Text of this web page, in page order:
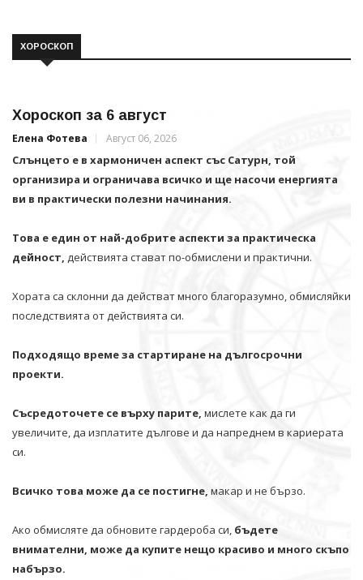
ХОРОСКОП
Хороскоп за 6 август
Елена Фотева Август 06, 2026
Слънцето е в хармоничен аспект със Сатурн, той
организира и ограничава всичко и щe насочи енергията
ви в практически полезни начинания.
Това е един от най-добрите аспекти за практическа
дейност, действията стават по-обмислени и практични.
Хората са склонни да действат много благоразумно, обмисляйки
последствията от действията си.
Подходящо време за стартиране на дългосрочни
проекти.
Съсредоточете се върху парите, мислете как да ги
увеличите, да изплатите дългове и да напреднем в кариерата
си.
Всичко това може да се постигне, макар и не бързо.
Ако обмисляте да обновите гардероба си, бъдете
внимателни, може да купите нещо красиво и много скъпо
набързо.